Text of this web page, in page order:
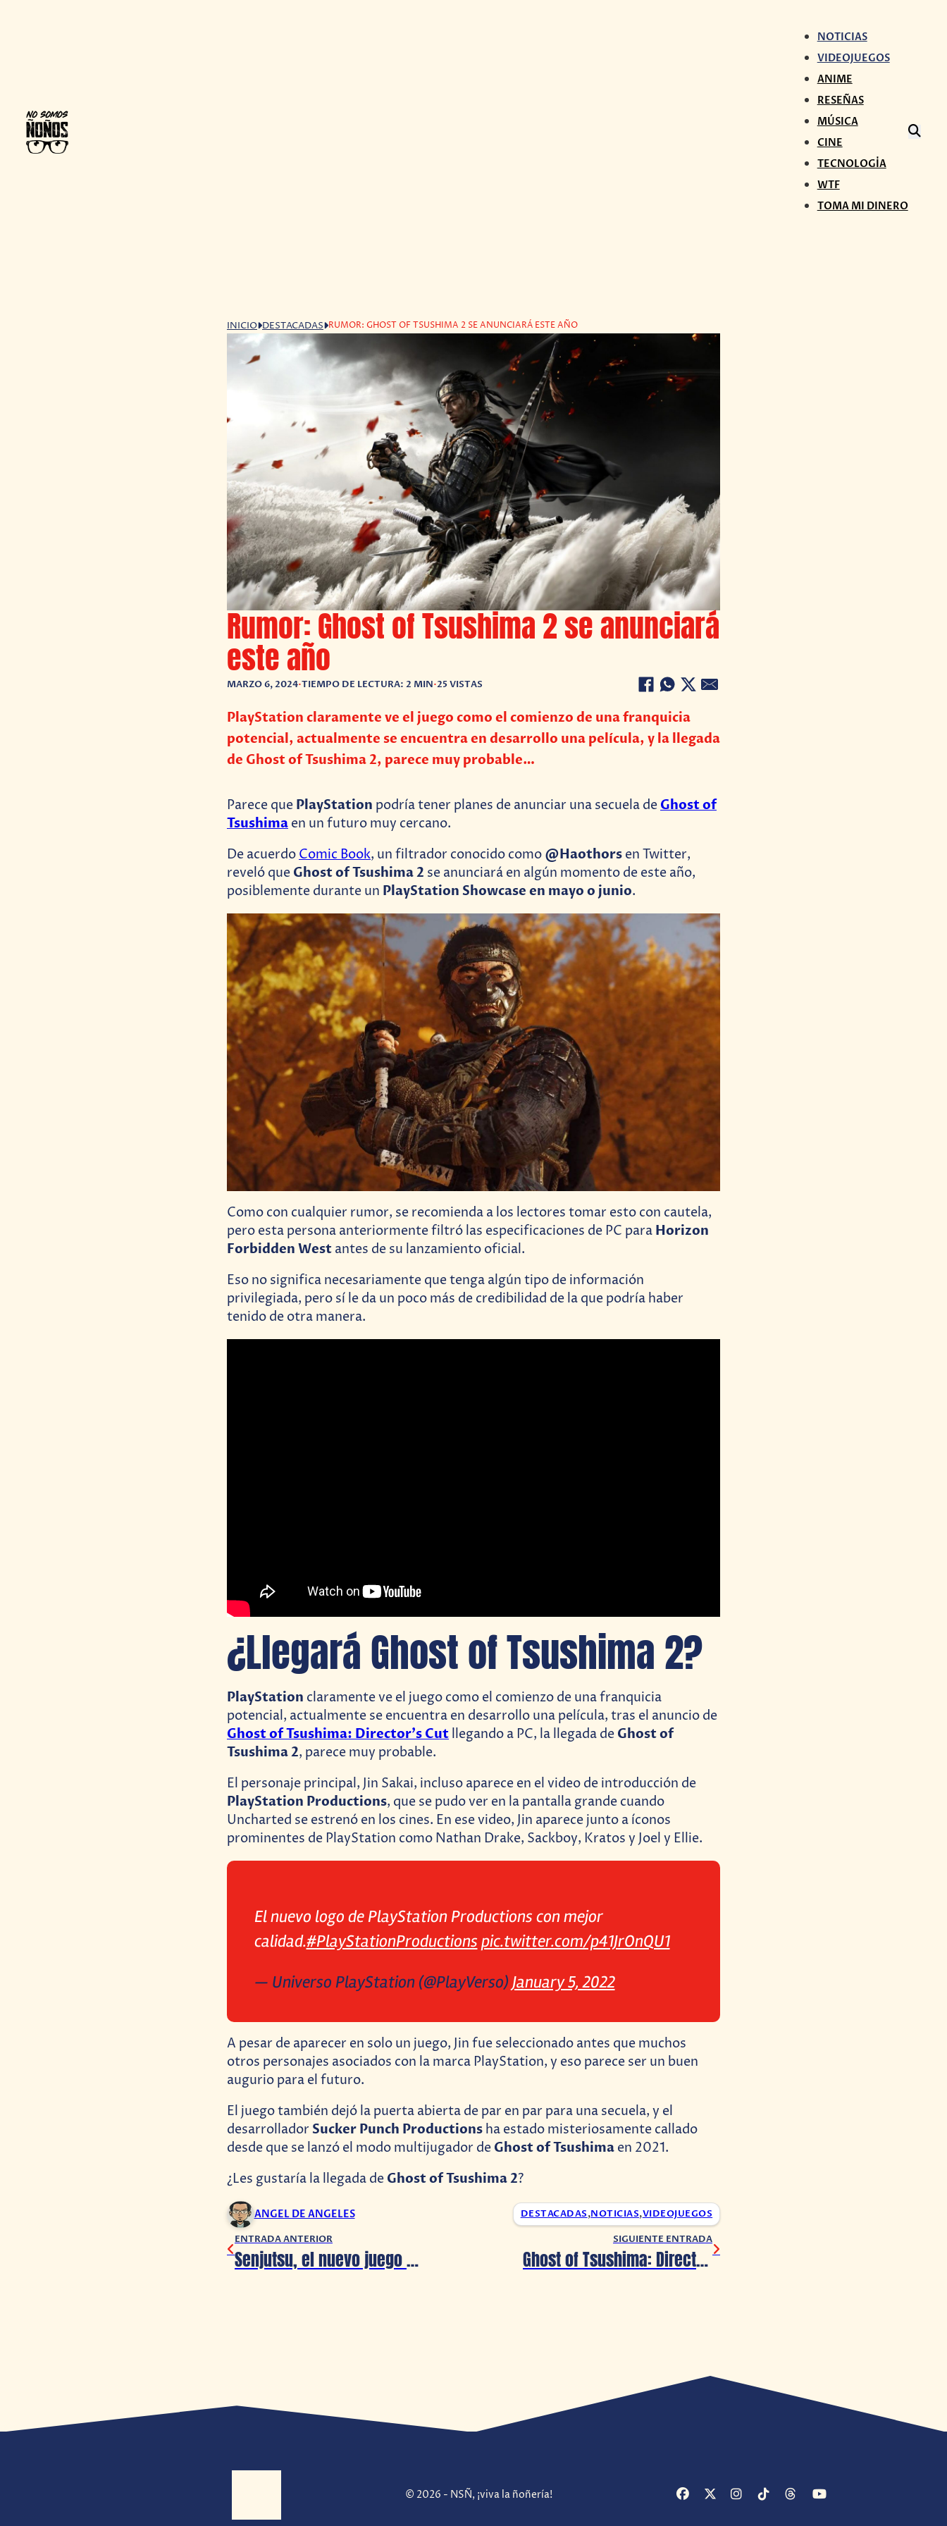
NOTICIAS
VIDEOJUEGOS
ANIME
RESEÑAS
MÚSICA
CINE
TECNOLOGÍA
WTF
TOMA MI DINERO
INICIO DESTACADAS RUMOR: GHOST OF TSUSHIMA 2 SE ANUNCIARÁ ESTE AÑO
Rumor: Ghost of Tsushima 2 se anunciará
este año
MARZO 6, 2024•TIEMPO DE LECTURA: 2 MIN•25 VISTAS
PlayStation claramente ve el juego como el comienzo de una franquicia
potencial, actualmente se encuentra en desarrollo una película, y la llegada
de Ghost of Tsushima 2, parece muy probable…
Parece que PlayStation podría tener planes de anunciar una secuela deGhost of
Tsushima en un futuro muy cercano.
De acuerdoComic Book, un filtrador conocido como @Haothors en Twitter,
reveló que Ghost of Tsushima 2 se anunciará en algún momento de este año,
posiblemente durante un PlayStation Showcase en mayo o junio.
Como con cualquier rumor, se recomienda a los lectores tomar esto con cautela,
pero esta persona anteriormente filtró las especificaciones de PC para Horizon
Forbidden West antes de su lanzamiento oficial.
Eso no significa necesariamente que tenga algún tipo de información
privilegiada, pero sí le da un poco más de credibilidad de la que podría haber
tenido de otra manera.
¿Llegará Ghost of Tsushima 2?
PlayStation claramente ve el juego como el comienzo de una franquicia
potencial, actualmente se encuentra en desarrollo una película, tras el anuncio de
Ghost of Tsushima: Director’s Cut llegando a PC, la llegada de Ghost of
Tsushima 2, parece muy probable.
El personaje principal, Jin Sakai, incluso aparece en el video de introducción de
PlayStation Productions, que se pudo ver en la pantalla grande cuando
Uncharted se estrenó en los cines. En ese video, Jin aparece junto a íconos
prominentes de PlayStation como Nathan Drake, Sackboy, Kratos y Joel y Ellie.
El nuevo logo de PlayStation Productions con mejor
calidad.#PlayStationProductionspic.twitter.com/p41JrOnQU1
— Universo PlayStation (@PlayVerso) January 5, 2022
A pesar de aparecer en solo un juego, Jin fue seleccionado antes que muchos
otros personajes asociados con la marca PlayStation, y eso parece ser un buen
augurio para el futuro.
El juego también dejó la puerta abierta de par en par para una secuela, y el
desarrollador Sucker Punch Productions ha estado misteriosamente callado
desde que se lanzó el modo multijugador de Ghost of Tsushima en 2021.
¿Les gustaría la llegada de Ghost of Tsushima 2?
ANGEL DE ANGELES DESTACADAS,NOTICIAS,VIDEOJUEGOS
ENTRADA ANTERIOR
Senjutsu, el nuevo juego de batallas samurais
SIGUIENTE ENTRADA
Ghost of Tsushima: Director’s Cut llega a PC en mayo 2024
© 2026 - NSÑ, ¡viva la ñoñería!